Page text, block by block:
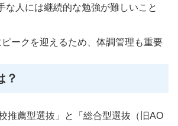
な人には継続的な勉強が難しいこと
ークを迎えるため、体調管理も重要
？
推薦型選抜」と「総合型選抜（旧AO